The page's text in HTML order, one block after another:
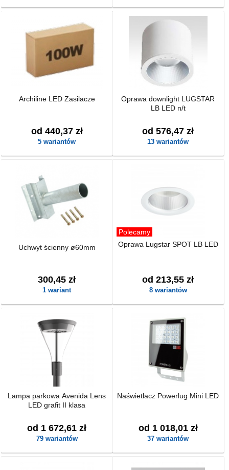
Archiline LED Zasilacze
od 440,37 zł
5 wariantów
Oprawa downlight LUGSTAR
LB LED n/t
od 576,47 zł
13 wariantów
Uchwyt ścienny ø60mm
300,45 zł
1 wariant
Polecamy
Oprawa Lugstar SPOT LB LED
od 213,55 zł
8 wariantów
Lampa parkowa Avenida Lens
LED grafit II klasa
od 1 672,61 zł
79 wariantów
Naświetlacz Powerlug Mini LED
od 1 018,01 zł
37 wariantów